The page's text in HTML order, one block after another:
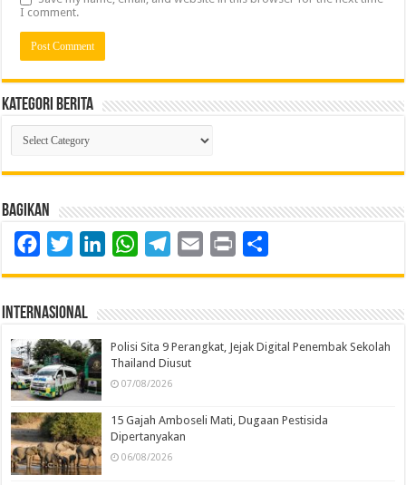
I comment.
Kategori Berita
Kategori
Berita
Bagikan
FacebookTwitterLinkedInWhatsAppTelegram
Email Print
Internasional
Polisi Sita 9 Perangkat, Jejak Digital Penembak Sekolah
Thailand Diusut
07/08/2026
15 Gajah Amboseli Mati, Dugaan Pestisida
Dipertanyakan
06/08/2026